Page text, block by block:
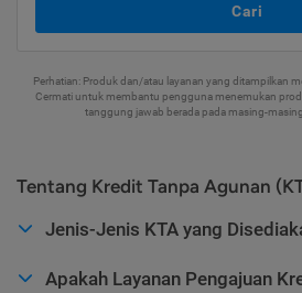
Cari
Perhatian: Produk dan/atau layanan yang ditampilkan
Cermati untuk membantu pengguna menemukan
tanggung jawab berada pada masing-
Tentang Kredit Tanpa Agunan
Jenis-Jenis KTA yang
Apakah Layanan Pengajuan